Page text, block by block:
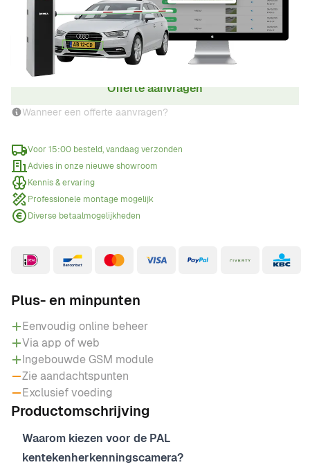
Aantal
Offerte aanvragen
Wanneer een offerte aanvragen?
Voor 15:00 besteld, vandaag verzonden
Advies in onze nieuwe showroom
Kennis & ervaring
Professionele montage mogelijk
Diverse betaalmogelijkheden
Plus- en minpunten
Eenvoudig online beheer
Via app of web
Ingebouwde GSM module
Zie aandachtspunten
Exclusief voeding
Productomschrijving
Waarom kiezen voor de PAL
kentekenherkenningscamera?